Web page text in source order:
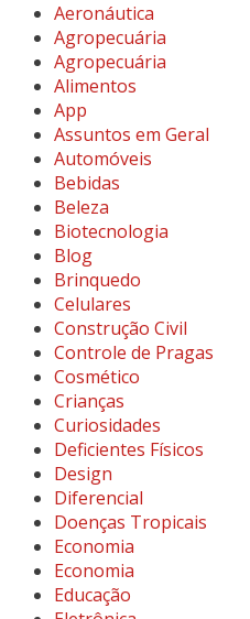
Aeronáutica
Agropecuária
Agropecuária
Alimentos
App
Assuntos em Geral
Automóveis
Bebidas
Beleza
Biotecnologia
Blog
Brinquedo
Celulares
Construção Civil
Controle de Pragas
Cosmético
Crianças
Curiosidades
Deficientes Físicos
Design
Diferencial
Doenças Tropicais
Economia
Economia
Educação